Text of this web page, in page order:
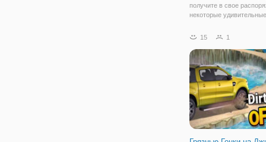
получите в свое
некоторые удивительные
окружающей среде,
ездить и получать
столько,
15 1